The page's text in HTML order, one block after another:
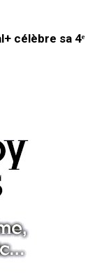
célèbre sa 4ᵉ